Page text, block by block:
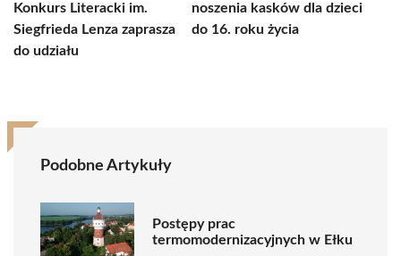
Konkurs Literacki im.
Siegfrieda Lenza zaprasza
do udziału
noszenia kasków dla dzieci
do 16. roku życia
Podobne Artykuły
Postępy prac
termomodernizacyjnych w Ełku